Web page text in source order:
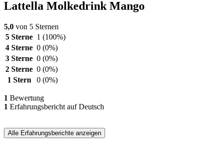
Lattella Molkedrink Mango
5,0 von 5 Sternen
5 Sterne 1 (100%)
4 Sterne 0 (0%)
3 Sterne 0 (0%)
2 Sterne 0 (0%)
1 Stern
0 (0%)
1 Bewertung
1 Erfahrungsbericht auf Deutsch
Alle Erfahrungsberichte anzeigen